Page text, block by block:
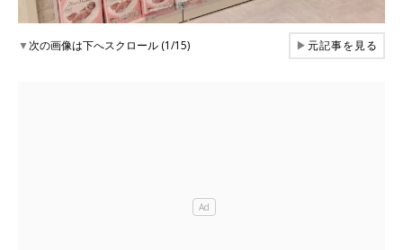
▼次の画像は下へスクロール (1/15) ▶元記事を見る